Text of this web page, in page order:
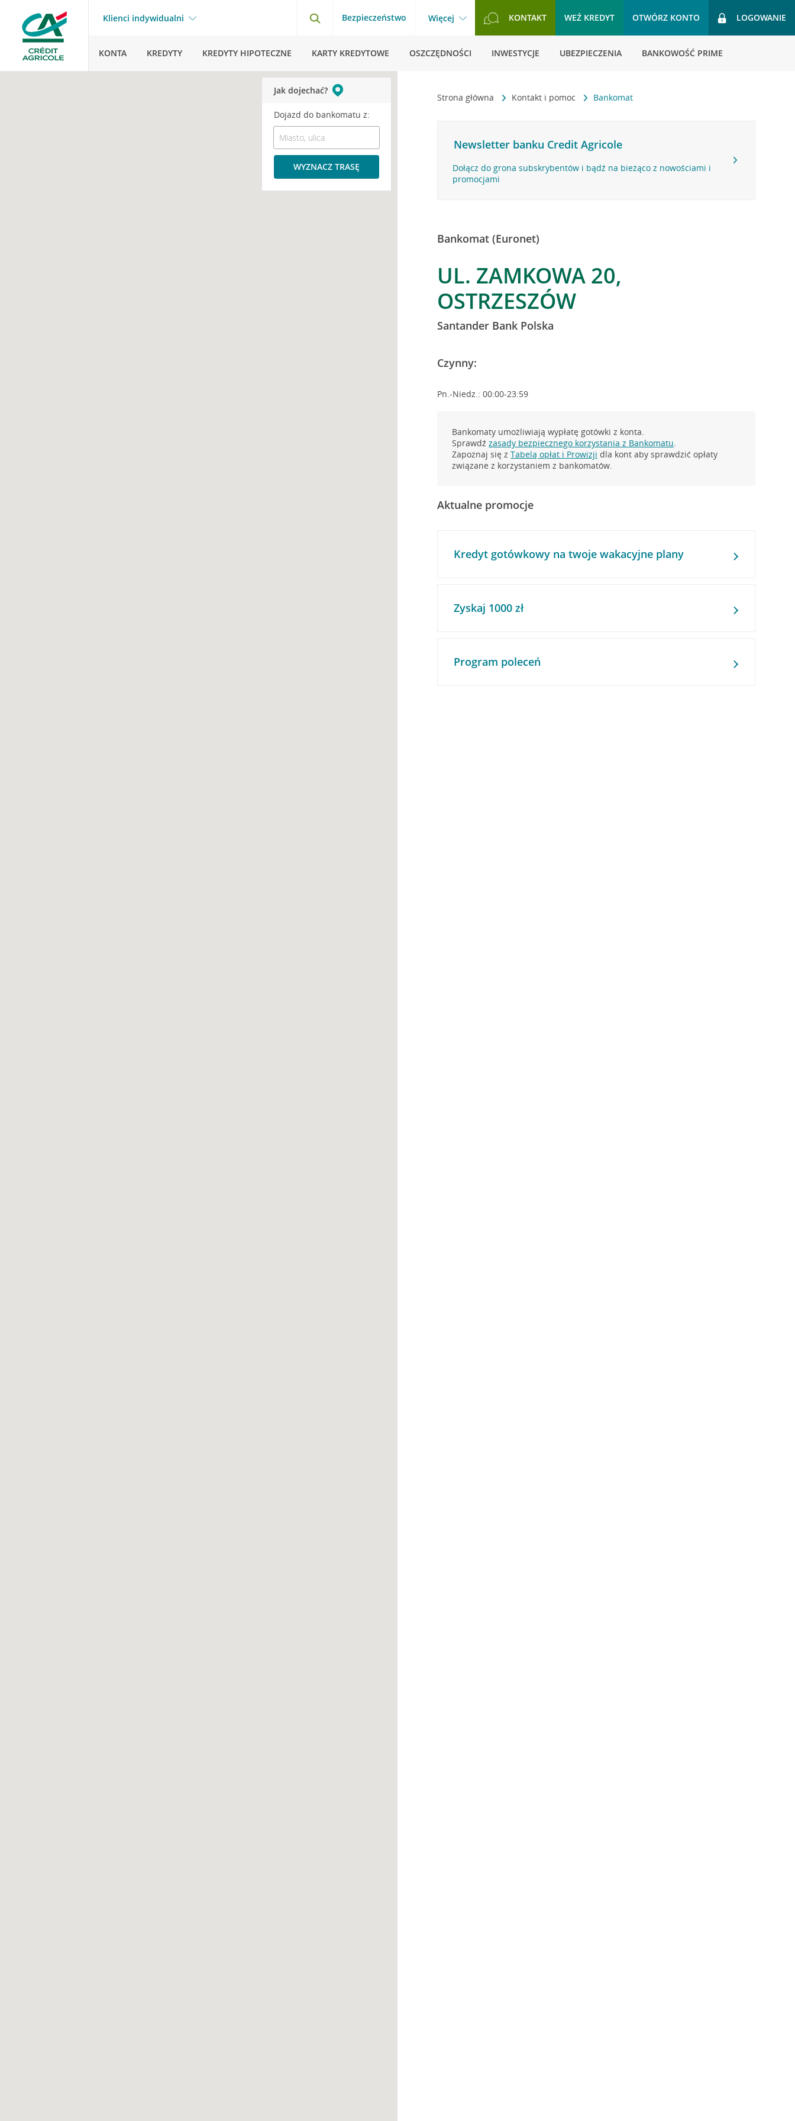
Klienci indywidualni Bezpieczeństwo Więcej KONTAKT WEŹ KREDYT OTWÓRZ KONTO LOGOWANIE
KONTA KREDYTY KREDYTY HIPOTECZNE KARTY KREDYTOWE OSZCZĘDNOŚCI INWESTYCJE UBEZPIECZENIA BANKOWOŚĆ PRIME
Strona główna Kontakt i pomoc Bankomat
Newsletter banku Credit Agricole
Dołącz do grona subskrybentów i bądź na bieżąco z nowościami i
promocjami
Bankomat (Euronet)
UL. ZAMKOWA 20,
OSTRZESZÓW
Santander Bank Polska
Czynny:
Pn.-Niedz.: 00:00-23:59
Bankomaty umożliwiają wypłatę gotówki z konta.
Sprawdźzasady bezpiecznego korzystania z Bankomatu.
Zapoznaj się zTabelą opłat i Prowizji dla kont aby sprawdzić opłaty
związane z korzystaniem z bankomatów.
Aktualne promocje
Kredyt gotówkowy na twoje wakacyjne plany
Zyskaj 1000 zł
Program poleceń
Jak dojechać?
Dojazd do bankomatu z:
WYZNACZ TRASĘ